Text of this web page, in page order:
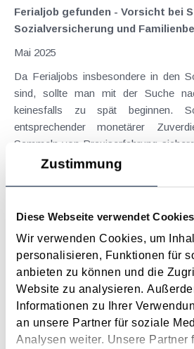
Zustimmung
Diese Webseite verwendet Cookies
Wir verwenden Cookies, um
personalisieren, Funktionen für
anbieten zu können und die
Website zu analysieren.
Informationen zu Ihrer
an unsere Partner für soziale
Analysen weiter. Unsere Partner
Ferialjob gefunden - Vorsicht bei Steuern,
Sozialversicherung und
Mai 2025
Da Ferialjobs insbesondere in den
sind, sollte man mit der Suche
keinesfalls zu spät beginnen.
entsprechender monetärer
Sammeln von Praxiserfahrung
Langtext
empfehlen drucken
BFG zum geldwerten Vorteil für
Betriebsveranstaltungen
März 2025
Für bis zu 365 € pro Kalenderjahr und
Österreich der geldwerte Vorteil
Betriebsveranstaltungen
Sachzuwendungen sind bis zu einer